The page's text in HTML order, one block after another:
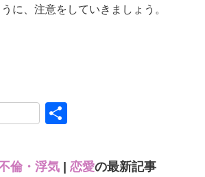
に、注意をしていきましょう。
倫・浮気| 恋愛の最新記事